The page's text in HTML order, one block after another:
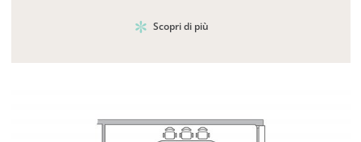
Scopri di più